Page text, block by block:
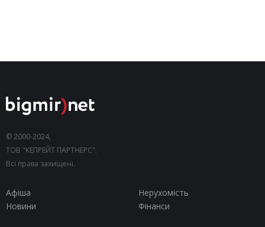
© 2000-2024,
ТОВ "КЕПРЕЙТ ПАРТНЕРС".
Всі права захищені.
Афіша
Нерухомість
Новини
Фінанси